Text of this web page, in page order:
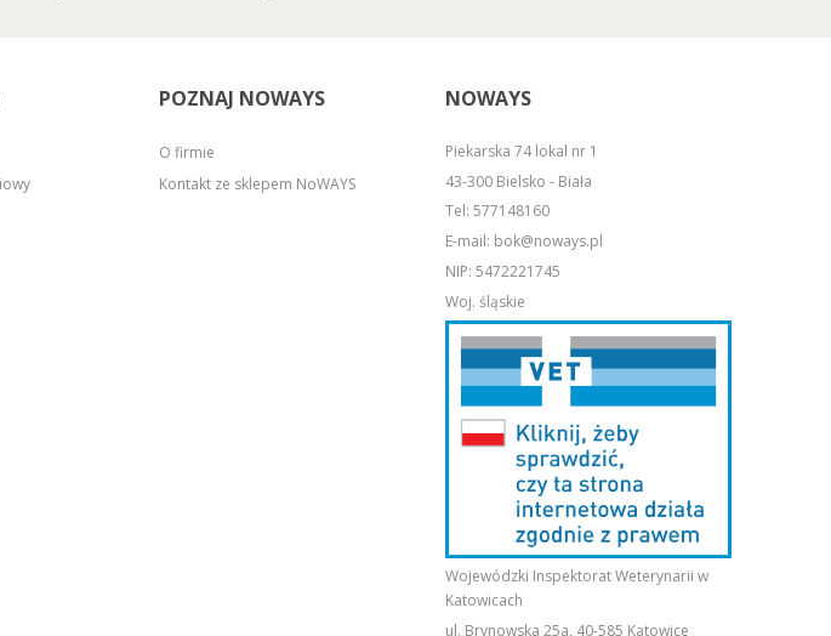
POZNAJ NOWAYS
O firmie
Kontakt ze sklepem NoWAYS
NOWAYS
Piekarska 74 lokal nr 1
43-300 Bielsko - Biała
Tel: 577148160
E-mail: bok@noways.pl
NIP: 5472221745
Woj. śląskie
Wojewódzki Inspektorat Weterynarii w
Katowicach
ul. Brynowska 25a, 40-585 Katowice